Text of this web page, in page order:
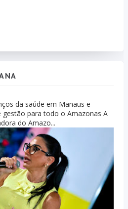
da saúde em Manaus e
para todo o Amazonas A
do Amazo...